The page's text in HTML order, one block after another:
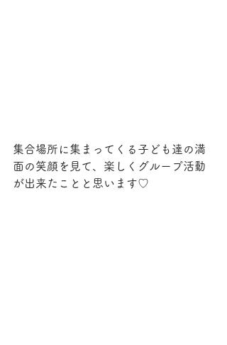
集合場所に集まってくる子ども達の満
面の笑顔を見て、楽しくグループ活動
が出来たことと思います♡